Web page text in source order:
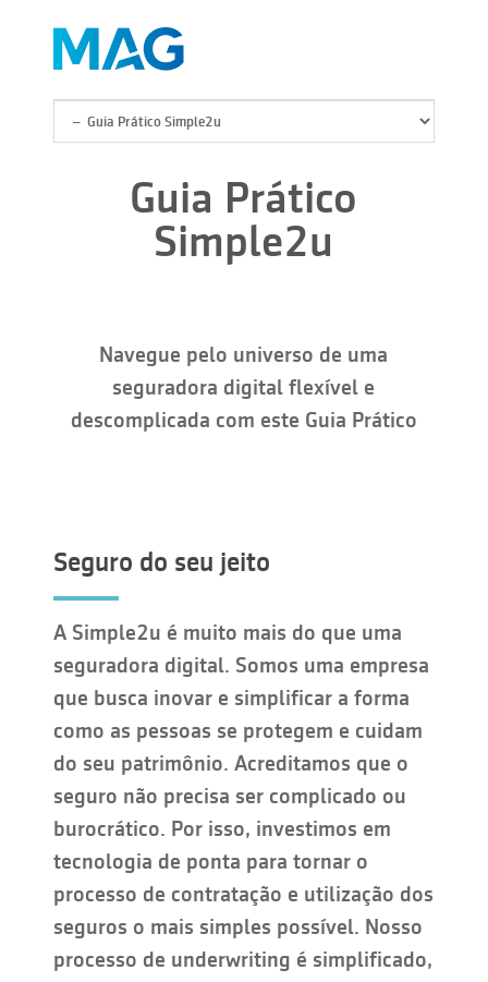
Guia Prático
Simple2u
Navegue pelo universo de uma
seguradora digital flexível e
descomplicada com este Guia Prático
Seguro do seu jeito
A Simple2u é muito mais do que uma
seguradora digital. Somos uma empresa
que busca inovar e simplificar a forma
como as pessoas se protegem e cuidam
do seu patrimônio. Acreditamos que o
seguro não precisa ser complicado ou
burocrático. Por isso, investimos em
tecnologia de ponta para tornar o
processo de contratação e utilização dos
seguros o mais simples possível. Nosso
processo de underwriting é simplificado,